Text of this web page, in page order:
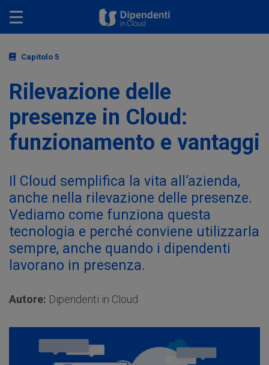
Toggle navigation
Capitolo 5
Rilevazione delle
presenze in Cloud:
funzionamento e vantaggi
Il Cloud semplifica la vita all’azienda,
anche nella rilevazione delle presenze.
Vediamo come funziona questa
tecnologia e perché conviene utilizzarla
sempre, anche quando i dipendenti
lavorano in presenza.
Autore: Dipendenti in Cloud